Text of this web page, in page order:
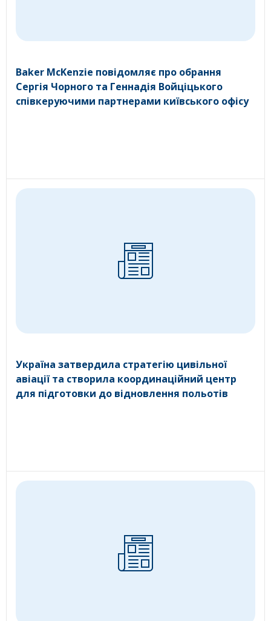
Baker McKenzie повідомляє про обрання
Сергія Чорного та Геннадія Войціцького
співкеруючими партнерами київського офісу
Україна затвердила стратегію цивільної
авіації та створила координаційний центр
для підготовки до відновлення польотів